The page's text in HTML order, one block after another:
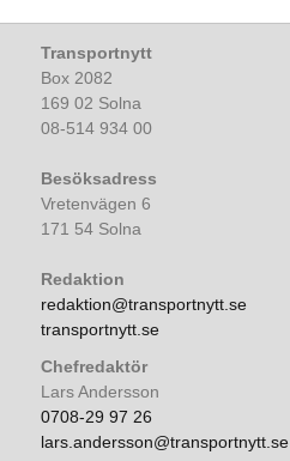
Transportnytt
Box 2082
169 02 Solna
08-514 934 00
Besöksadress
Vretenvägen 6
171 54 Solna
Redaktion
redaktion@transportnytt.se
transportnytt.se
Chefredaktör
Lars Andersson
0708-29 97 26
lars.andersson@transportnytt.se